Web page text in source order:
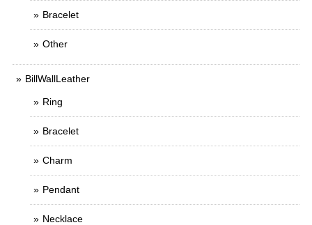
Bracelet
Other
BillWallLeather
Ring
Bracelet
Charm
Pendant
Necklace